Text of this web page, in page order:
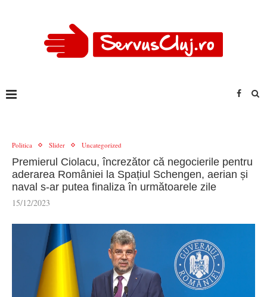
Politica Slider Uncategorized
Premierul Ciolacu, încrezător că negocierile pentru
aderarea României la Spațiul Schengen, aerian și
naval s-ar putea finaliza în următoarele zile
15/12/2023